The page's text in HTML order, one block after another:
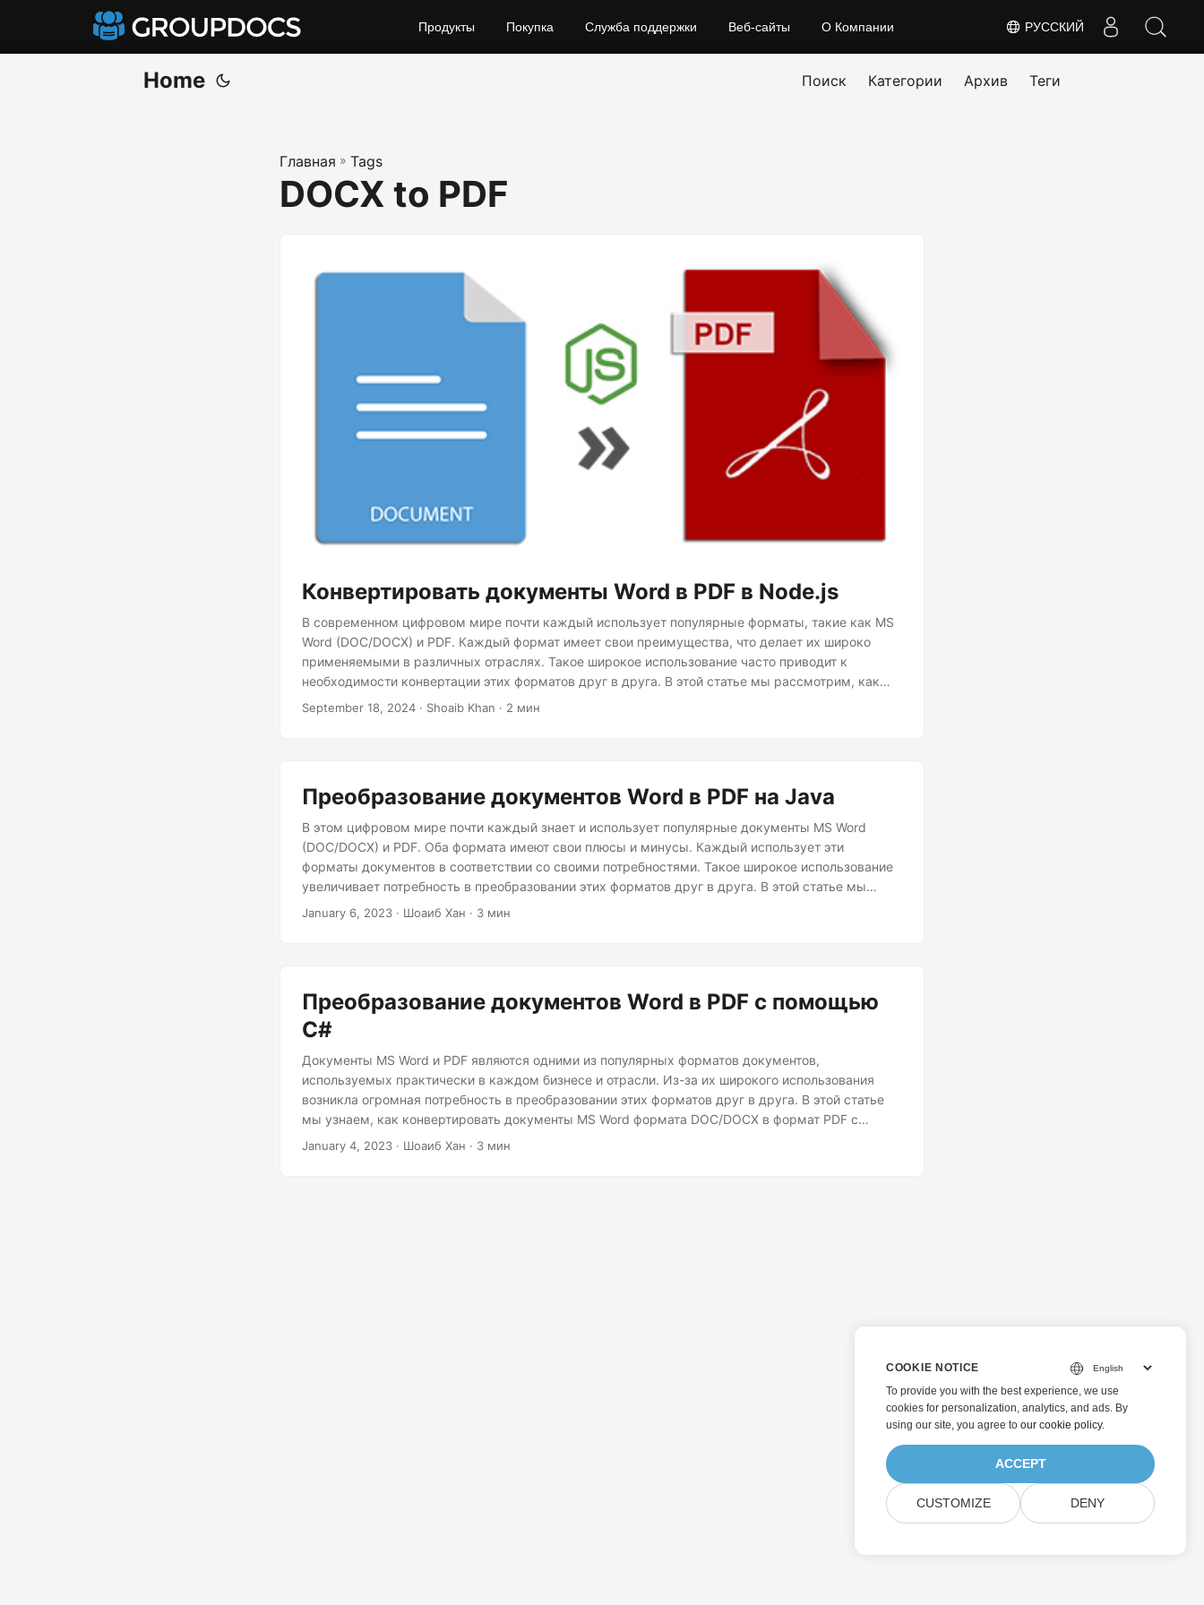
РУССКИЙ
Продукты Покупка Служба поддержки Веб-сайты О Компании
Home Поиск Категории Архив Теги
Главная » Tags
DOCX to PDF
Конвертировать документы Word в PDF в Node.js
В современном цифровом мире почти каждый использует популярные форматы, такие как MS
Word (DOC/DOCX) и PDF. Каждый формат имеет свои преимущества, что делает их широко
применяемыми в различных отраслях. Такое широкое использование часто приводит к
необходимости конвертации этих форматов друг в друга. В этой статье мы рассмотрим, как
преобразовать документы MS Word (DOC/DOCX) в формат PDF с помощью Node.js. Кроме того,
September 18, 2024 · Shoaib Khan · 2 мин
Преобразование документов Word в PDF на Java
В этом цифровом мире почти каждый знает и использует популярные документы MS Word
(DOC/DOCX) и PDF. Оба формата имеют свои плюсы и минусы. Каждый использует эти
форматы документов в соответствии со своими потребностями. Такое широкое использование
увеличивает потребность в преобразовании этих форматов друг в друга. В этой статье мы
узнаем, как конвертировать файлы документов MS Word (DOC/DOCX) в формат PDF на Java.
January 6, 2023 · Шоаиб Хан · 3 мин
Преобразование документов Word в PDF с помощью
C#
Документы MS Word и PDF являются одними из популярных форматов документов,
используемых практически в каждом бизнесе и отрасли. Из-за их широкого использования
возникла огромная потребность в преобразовании этих форматов друг в друга. В этой статье
мы узнаем, как конвертировать документы MS Word формата DOC/DOCX в формат PDF с
помощью C#. Кроме того, мы увидим, как преобразовать определенные страницы любого
January 4, 2023 · Шоаиб Хан · 3 мин
COOKIE NOTICE
To provide you with the best experience, we use
cookies for personalization, analytics, and ads. By
using our site, you agree to our cookie policy.
ACCEPT
CUSTOMIZE DENY